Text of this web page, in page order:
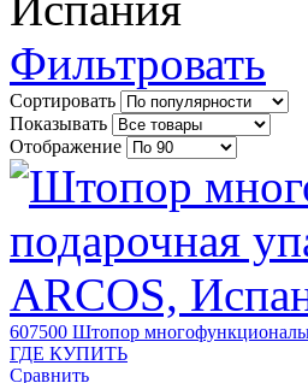
Фильтровать
Сортировать
Показывать
Отображение
607500 Штопор
ГДЕ КУПИТЬ
Сравнить